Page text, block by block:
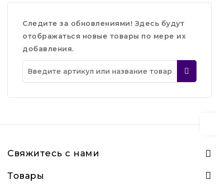
Следите за обновлениями! Здесь будут
отображаться новые товары по мере их
добавления.
Свяжитесь с нами
Товары